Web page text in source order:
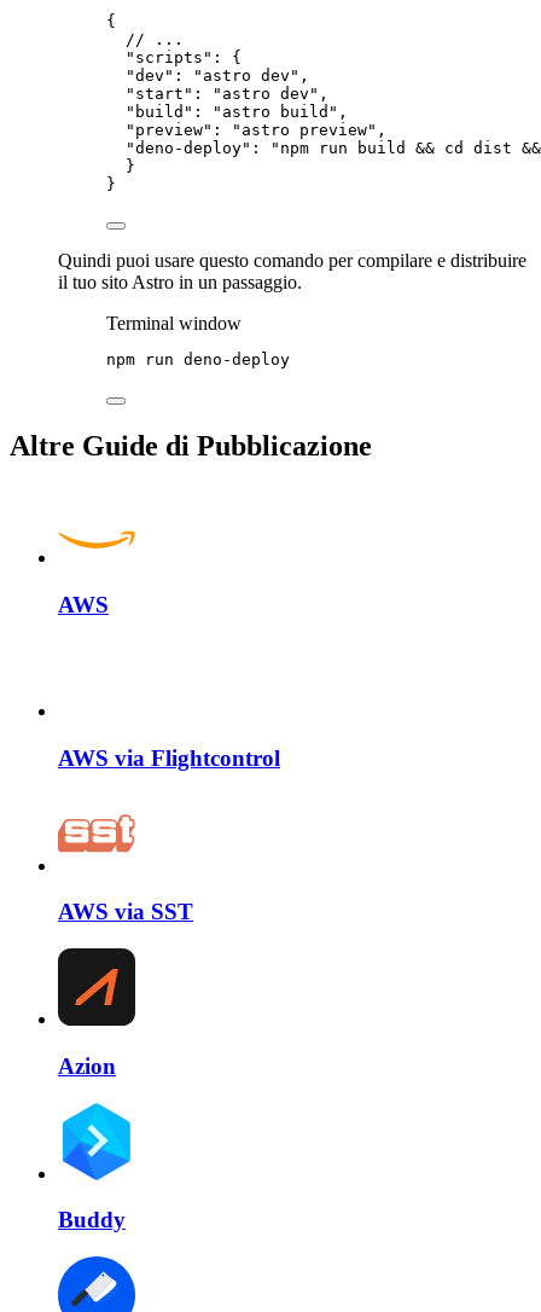
{
// ...
"scripts" : {
"dev" : " astro dev " ,
"start" : " astro dev " ,
"build" : " astro build " ,
"preview" : " astro preview" ,
"deno-deploy" : " npm run build && cd dist
}
}
Quindi puoi usare questo comando per compilare e distribuire
il tuo sito Astro in un passaggio.
Terminal window
npm run deno-deploy
Altre Guide di Pubblicazione
AWS
AWS via Flightcontrol
AWS via SST
Azion
Buddy